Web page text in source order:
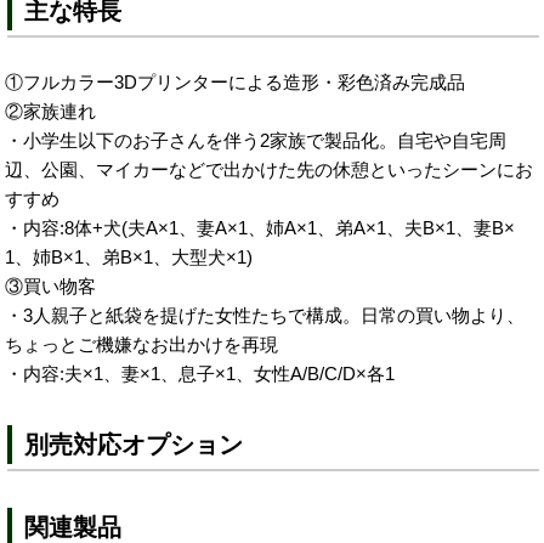
主な特長
①フルカラー3Dプリンターによる造形・彩色済み完成品
②家族連れ
・小学生以下のお子さんを伴う2家族で製品化。自宅や自宅周
辺、公園、マイカーなどで出かけた先の休憩といったシーンにお
すすめ
・内容:8体+犬(夫A×1、妻A×1、姉A×1、弟A×1、夫B×1、妻B×
1、姉B×1、弟B×1、大型犬×1)
③買い物客
・3人親子と紙袋を提げた女性たちで構成。日常の買い物より、
ちょっとご機嫌なお出かけを再現
・内容:夫×1、妻×1、息子×1、女性A/B/C/D×各1
別売対応オプション
関連製品